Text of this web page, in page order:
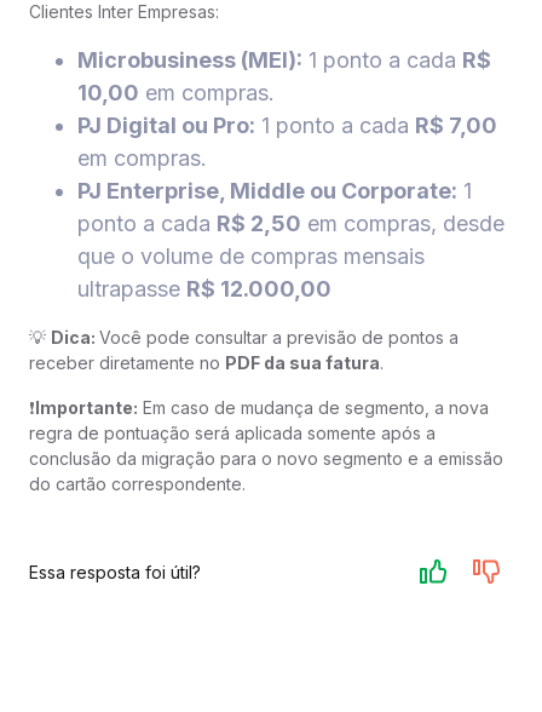
Clientes Inter Empresas:
Microbusiness (MEI): 1 ponto a cada R$
10,00 em compras.
PJ Digital ou Pro: 1 ponto a cada R$ 7,00
em compras.
PJ Enterprise, Middle ou Corporate: 1
ponto a cada R$ 2,50 em compras, desde
que o volume de compras mensais
ultrapasse R$ 12.000,00
💡 Dica: Você pode consultar a previsão de pontos a
receber diretamente no PDF da sua fatura.
❗️Importante: Em caso de mudança de segmento, a nova
regra de pontuação será aplicada somente após a
conclusão da migração para o novo segmento e a emissão
do cartão correspondente.
Essa resposta foi útil?